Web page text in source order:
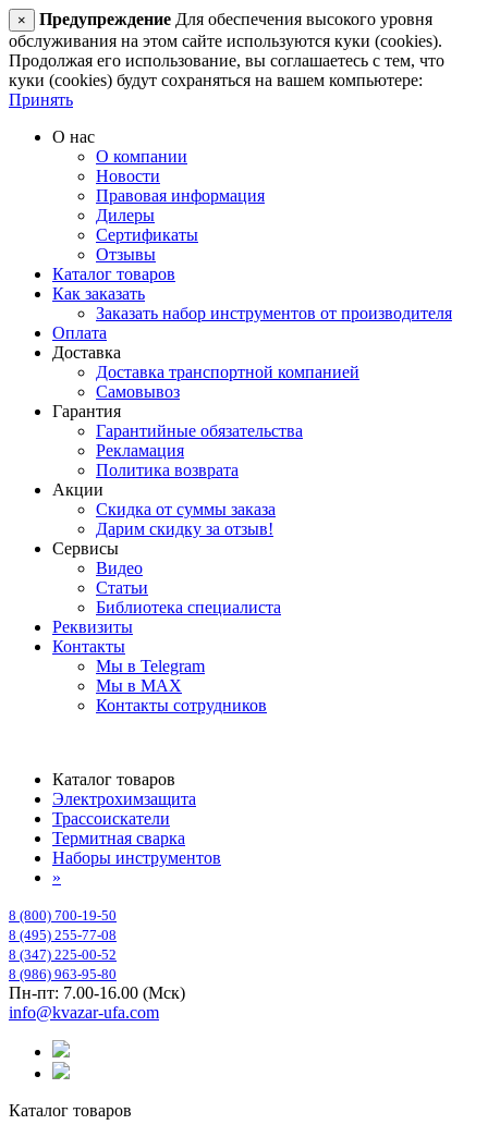
× Предупреждение Для обеспечения высокого уровня
обслуживания на этом сайте используются куки (cookies).
Продолжая его использование, вы соглашаетесь с тем, что
куки (cookies) будут сохраняться на вашем компьютере:
Принять
О нас
О компании
Новости
Правовая информация
Дилеры
Сертификаты
Отзывы
Каталог товаров
Как заказать
Заказать набор инструментов от производителя
Оплата
Доставка
Доставка транспортной компанией
Самовывоз
Гарантия
Гарантийные обязательства
Рекламация
Политика возврата
Акции
Скидка от суммы заказа
Дарим скидку за отзыв!
Сервисы
Видео
Статьи
Библиотека специалиста
Реквизиты
Контакты
Мы в Telegram
Мы в MAX
Контакты сотрудников
Каталог товаров
Электрохимзащита
Трассоискатели
Термитная сварка
Наборы инструментов
»
8 (800) 700-19-50
8 (495) 255-77-08
8 (347) 225-00-52
8 (986) 963-95-80
Пн-пт: 7.00-16.00 (Мск)
info@kvazar-ufa.com
Каталог товаров